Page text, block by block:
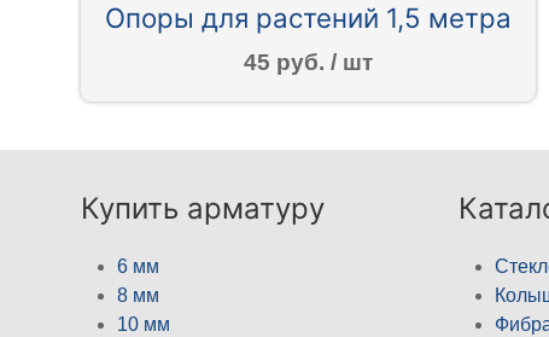
Опоры для растений 1,5 метра
45 руб. / шт
Купить арматуру
6 мм
8 мм
10 мм